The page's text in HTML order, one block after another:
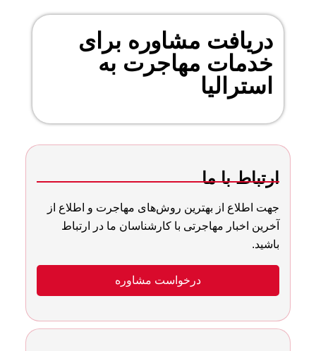
دریافت مشاوره برای
خدمات مهاجرت به
استرالیا
ارتباط با ما
جهت اطلاع از بهترین روش‌های مهاجرت و اطلاع از
آخرین اخبار مهاجرتی با کارشناسان ما در ارتباط
باشید.
درخواست مشاوره